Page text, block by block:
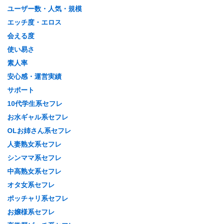
ユーザー数・人気・規模
エッチ度・エロス
会える度
使い易さ
素人率
安心感・運営実績
サポート
10代学生系セフレ
お水ギャル系セフレ
OLお姉さん系セフレ
人妻熟女系セフレ
シンママ系セフレ
中高熟女系セフレ
オタ女系セフレ
ポッチャリ系セフレ
お嬢様系セフレ